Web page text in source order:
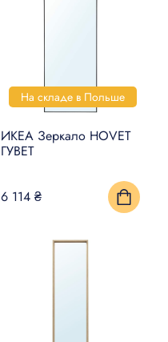
На складе в Польше
ИКЕА Зеркало HOVET
ГУВЕТ
6 114 ₴